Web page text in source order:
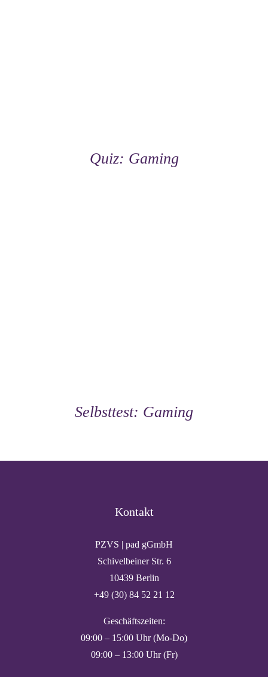
Quiz: Gaming
Selbsttest: Gaming
Kontakt
PZVS | pad gGmbH
Schivelbeiner Str. 6
10439 Berlin
+49 (30) 84 52 21 12
Geschäftszeiten:
09:00 – 15:00 Uhr (Mo-Do)
09:00 – 13:00 Uhr (Fr)